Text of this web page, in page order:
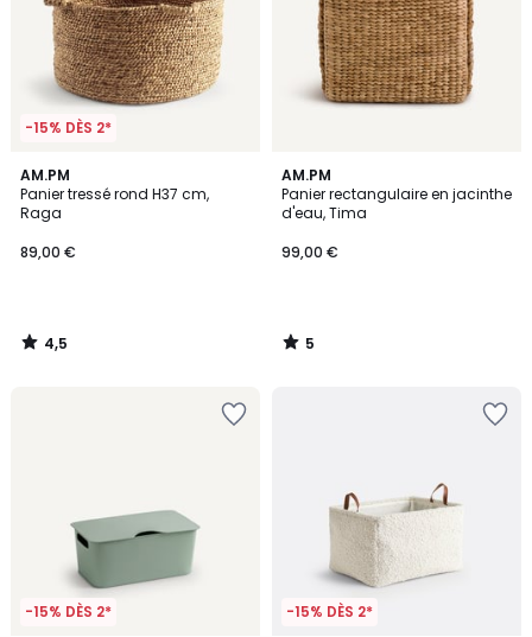
-15% DÈS 2*
AM.PM
Panier tressé rond H37 cm,
Raga
89,00 €
4,5
/ 5
4,5
/
AM.PM
Panier rectangulaire en jacinthe
d'eau, Tima
99,00 €
5
/
5
5
/
-15% DÈS 2* -15% DÈS 2*